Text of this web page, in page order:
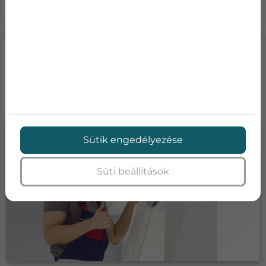
Sütik engedélyezése
Süti beállítások